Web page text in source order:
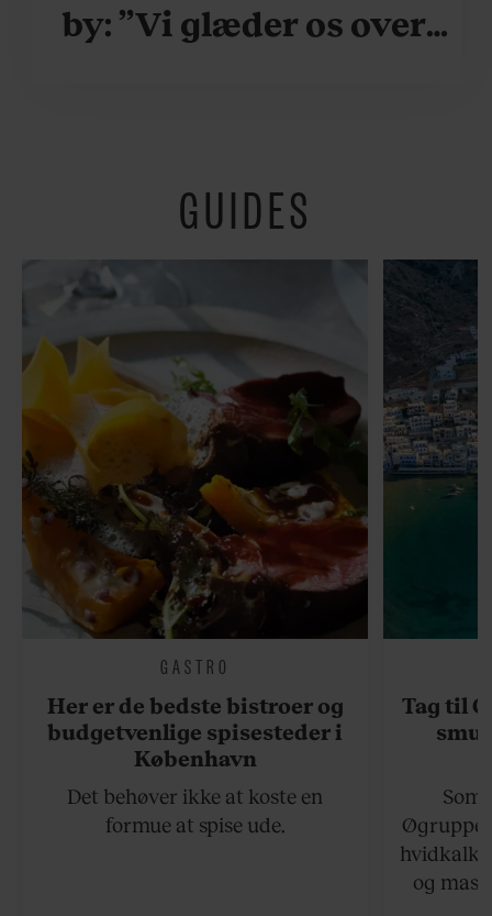
by: ”Vi glæder os over,
fredeligt”
GUIDES
GASTRO
Her er de bedste bistroer og
budgetvenlige spisesteder i
København
Det behøver ikke at koste en
formue at spise ude.
Tag til
og